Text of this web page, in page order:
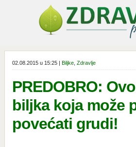
02.08.2015 u 15:25 | Biljke, Zdravlje
PREDOBRO:
biljka koja može
povećati grudi!